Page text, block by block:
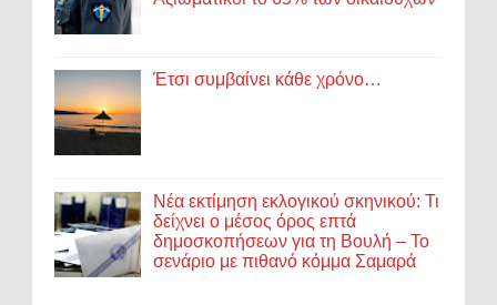
Έτσι συμβαίνει κάθε χρόνο…
Νέα εκτίμηση εκλογικού σκηνικού: Τι
δείχνει ο μέσος όρος επτά
δημοσκοπήσεων για τη Βουλή – Το
σενάριο με πιθανό κόμμα Σαμαρά